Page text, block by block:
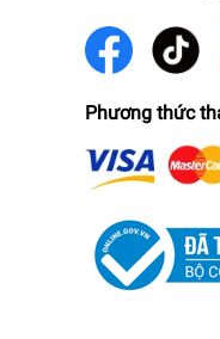
Phương thức